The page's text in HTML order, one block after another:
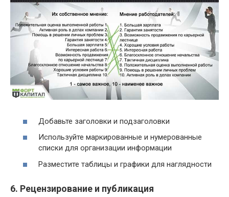
Добавьте заголовки и подзаголовки
Используйте маркированные и нумерованные
списки для организации информации
Разместите таблицы и графики для наглядности
6. Рецензирование и публикация